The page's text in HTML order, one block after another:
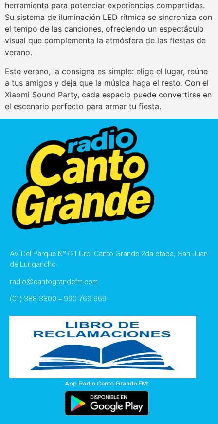
herramienta para potenciar experiencias compartidas.
Su sistema de iluminación LED rítmica se sincroniza con
el tempo de las canciones, ofreciendo un espectáculo
visual que complementa la atmósfera de las fiestas de
verano.
Este verano, la consigna es simple: elige el lugar, reúne
a tus amigos y deja que la música haga el resto. Con el
Xiaomi Sound Party, cada espacio puede convertirse en
el escenario perfecto para armar tu fiesta.
Av. Del Parque N°721 Urb. Canto Grande 2da etapa, San Juan
de Lurigancho
radio@cantograndefm.com
(01) 388 3800 – 990 769 969
App Radio Canto Grande FM: